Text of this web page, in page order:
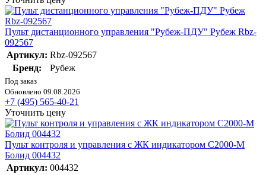
Пульт дистанционного управления "Рубеж-ПДУ" Рубеж Rbz-
092567
Артикул: Rbz-092567
Бренд:
Рубеж
Под заказ
Обновлено 09.08.2026
+7 (495) 565-40-21
Уточнить цену
Пульт контроля и управления с ЖК индикатором С2000-М
Болид 004432
Артикул: 004432